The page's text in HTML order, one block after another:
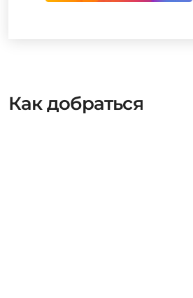
Как добраться